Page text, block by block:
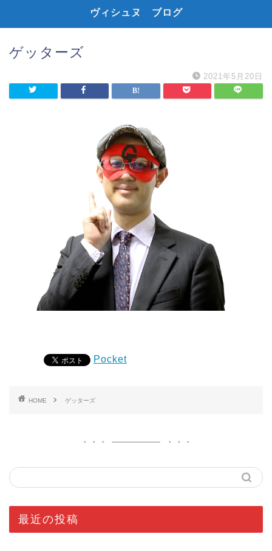
ヴィシュヌ ブログ
ゲッターズ
2021年5月20日
Pocket
HOME ゲッターズ
最近の投稿